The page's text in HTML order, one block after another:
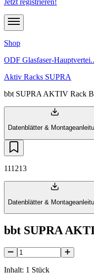
Jetzt registrieren!
Shop
ODF Glasfaser-
Aktiv Racks SUPRA
bbt SUPRA AKTIV Rack
Datenblätter &
111213
Datenblätter &
bbt SUPRA
Inhalt: 1 Stück